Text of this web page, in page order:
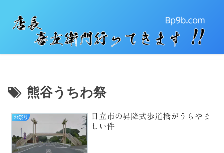
熊谷うちわ祭
お祭り
日立市の昇降式歩道橋がうらやま
しい件